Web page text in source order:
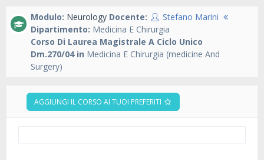
Modulo: Neurology Docente:
Stefano Marini
Dipartimento: Medicina E Chirurgia
Corso Di Laurea Magistrale A Ciclo Unico
Dm.270/04 in Medicina E Chirurgia (medicine And
Surgery)
AGGIUNGI IL CORSO AI TUOI PREFERITI